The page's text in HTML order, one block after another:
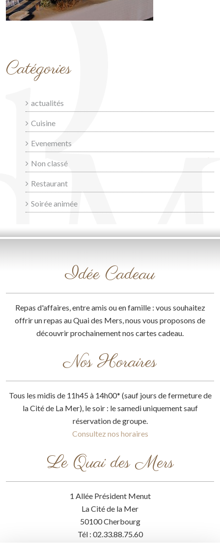
Catégories
actualités
Cuisine
Evenements
Non classé
Restaurant
Soirée animée
Idée Cadeau
Repas d'affaires, entre amis ou en famille : vous souhaitez
offrir un repas au Quai des Mers, nous vous proposons de
découvrir prochainement nos cartes cadeau.
Nos Horaires
Tous les midis de 11h45 à 14h00* (sauf jours de fermeture de
la Cité de La Mer), le soir : le samedi uniquement sauf
réservation de groupe.
Consultez nos horaires
Le Quai des Mers
1 Allée Président Menut
La Cité de la Mer
50100 Cherbourg
Tél : 02.33.88.75.60